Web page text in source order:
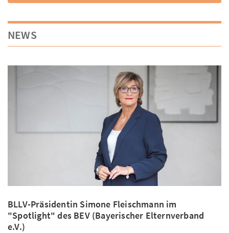
NEWS
BLLV-Präsidentin Simone Fleischmann im
"Spotlight" des BEV (Bayerischer Elternverband
e.V.)